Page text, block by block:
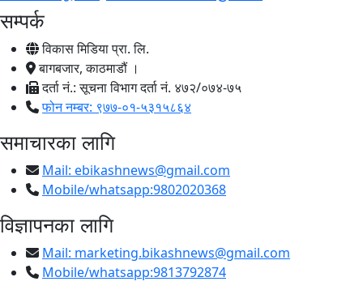
सम्पर्क
विकास मिडिया प्रा. लि.
बागबजार, काठमाडौं ।
दर्ता नं.: सूचना विभाग दर्ता नं. ४७२/०७४-७५
फोन नम्बर: ९७७-०१-५३१५८६४
समाचारका लागि
Mail: ebikashnews@gmail.com
Mobile/whatsapp:9802020368
विज्ञापनका लागि
Mail: marketing.bikashnews@gmail.com
Mobile/whatsapp:9813792874